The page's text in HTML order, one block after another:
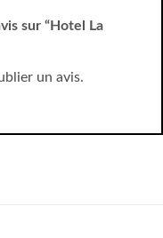
sur “Hotel La
un avis.